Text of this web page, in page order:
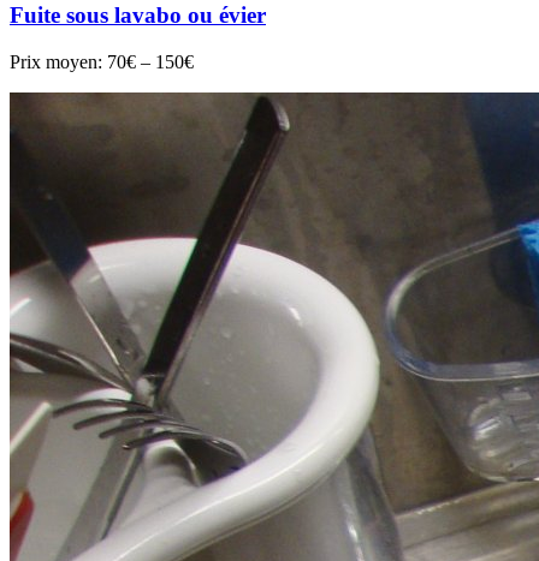
Fuite sous lavabo ou évier
Prix moyen: 70€ – 150€